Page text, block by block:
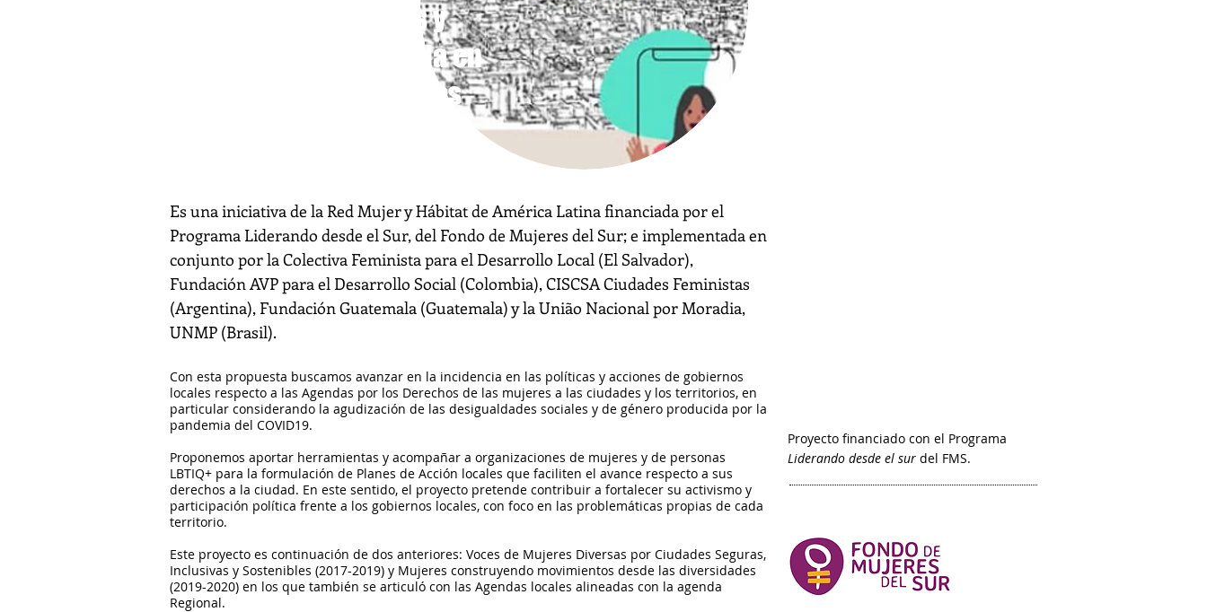
Proyecto financiado con el Programa
Liderando desde el sur del FMS.
por sus derechos y
transformando la vida en
ciudades y territorios
Es una iniciativa de la Red Mujer y Hábitat de América Latina financiada por el
Programa Liderando desde el Sur, del Fondo de Mujeres del Sur​; e implementada en
conjunto por la Colectiva Feminista para el Desarrollo Local (El Salvador),
Fundación AVP para el Desarrollo Social (Colombia), CISCSA Ciudades Feministas
(Argentina), Fundación Guatemala (Guatemala) y laUnião Nacional por Moradia,
UNMP (Brasil).
Con esta propuesta buscamos avanzar en la incidencia en las políticas y acciones de gobiernos
locales respecto a las Agendas por los Derechos de las mujeres a las ciudades y los territorios, en
particular considerando la agudización de las desigualdades sociales y de género producida por la
pandemia del COVID19.
Proponemos aportar herramientas y acompañar a organizaciones de mujeres y de personas
LBTIQ+ para la formulación de Planes de Acción locales que faciliten el avance respecto a sus
derechos a la ciudad. En este sentido, el proyecto pretende contribuir a fortalecer su activismo y
participación política frente a los gobiernos locales, con foco en las problemáticas propias de cada
territorio.
Este proyecto es continuación de dos anteriores: Voces de Mujeres Diversas por Ciudades Seguras,
Inclusivas y Sostenibles (2017-2019) y Mujeres construyendo movimientos desde las diversidades
(2019-2020) en los que también se articuló con las Agendas locales alineadas con la agenda
Regional.